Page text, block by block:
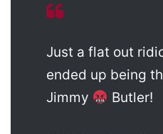
Just a flat out
ended up being
Jimmy
Butler!